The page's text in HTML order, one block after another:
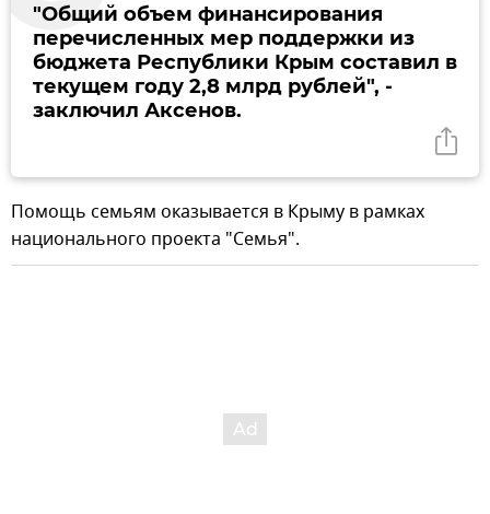
"Общий объем финансирования
перечисленных мер поддержки из
бюджета Республики Крым составил в
текущем году 2,8 млрд рублей", -
заключил Аксенов.
Помощь семьям оказывается в Крыму в рамках
национального проекта "Семья".